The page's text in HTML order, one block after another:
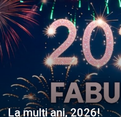
La mulți ani, 2026!